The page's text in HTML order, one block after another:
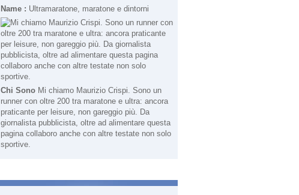
Name : Ultramaratone, maratone e dintorni
Chi Sono Mi chiamo Maurizio Crispi. Sono un
runner con oltre 200 tra maratone e ultra: ancora
praticante per leisure, non gareggio più. Da
giornalista pubblicista, oltre ad alimentare questa
pagina collaboro anche con altre testate non solo
sportive.